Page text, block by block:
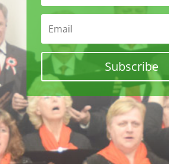
Subscribe